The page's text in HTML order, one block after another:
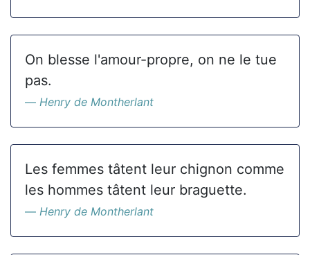
On blesse l'amour-propre, on ne le tue
pas.
Henry de Montherlant
Les femmes tâtent leur chignon comme
les hommes tâtent leur braguette.
Henry de Montherlant